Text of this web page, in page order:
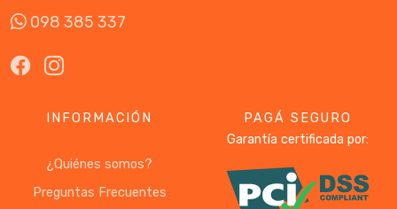
098 385 337
INFORMACIÓN
¿Quiénes somos?
Preguntas Frecuentes
PAGÁ SEGURO
Garantía certificada por: